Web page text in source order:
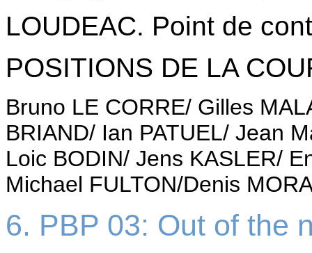
LOUDEAC. Point de
POSITIONS DE LA
Bruno LE CORRE/ Gilles
BRIAND/ Ian PATUEL/ Jean
Loic BODIN/ Jens KASLER/
Michael FULTON/Denis
6. PBP 03: Out of the